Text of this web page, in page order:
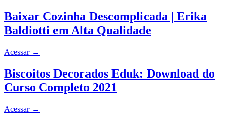
Baixar Cozinha Descomplicada | Erika
Baldiotti em Alta Qualidade
Acessar →
Biscoitos Decorados Eduk: Download do
Curso Completo 2021
Acessar →